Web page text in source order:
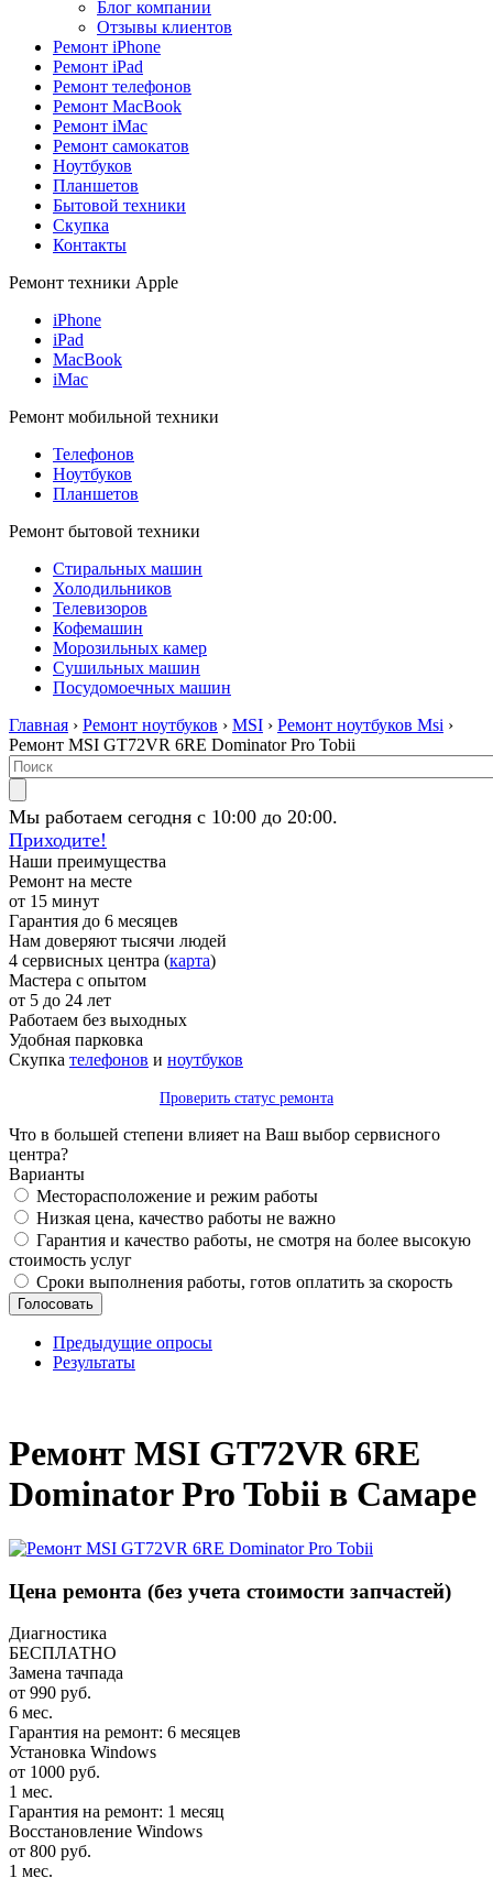
Блог компании
Отзывы клиентов
Ремонт iPhone
Ремонт iPad
Ремонт телефонов
Ремонт MacBook
Ремонт iMac
Ремонт самокатов
Ноутбуков
Планшетов
Бытовой техники
Скупка
Контакты
Ремонт техники Apple
iPhone
iPad
MacBook
iMac
Ремонт мобильной техники
Телефонов
Ноутбуков
Планшетов
Ремонт бытовой техники
Стиральных машин
Холодильников
Телевизоров
Кофемашин
Морозильных камер
Сушильных машин
Посудомоечных машин
Главная › Ремонт ноутбуков › MSI › Ремонт ноутбуков Msi ›
Ремонт MSI GT72VR 6RE Dominator Pro Tobii
Мы работаем сегодня с 10:00 до 20:00.
Приходите!
Наши преимущества
Ремонт на месте
от 15 минут
Гарантия до 6 месяцев
Нам доверяют тысячи людей
4 сервисных центра (карта)
Мастера с опытом
от 5 до 24 лет
Работаем без выходных
Удобная парковка
Скупка телефонов и ноутбуков
Проверить статус ремонта
Что в большей степени влияет на Ваш выбор сервисного
центра?
Варианты
Месторасположение и режим работы
Низкая цена, качество работы не важно
Гарантия и качество работы, не смотря на более высокую
стоимость услуг
Сроки выполнения работы, готов оплатить за скорость
Предыдущие опросы
Результаты
Ремонт MSI GT72VR 6RE
Dominator Pro Tobii в Самаре
Цена ремонта (без учета стоимости запчастей)
Диагностика
БЕСПЛАТНО
Замена тачпада
от 990 руб.
6 мес.
Гарантия на ремонт: 6 месяцев
Установка Windows
от 1000 руб.
1 мес.
Гарантия на ремонт: 1 месяц
Восстановление Windows
от 800 руб.
1 мес.